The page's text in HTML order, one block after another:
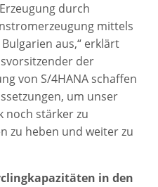
durch
mittels
aus,“ erklärt
der
von S/4HANA schaffen
um unser
noch stärker zu
zu heben und weiter zu
in den